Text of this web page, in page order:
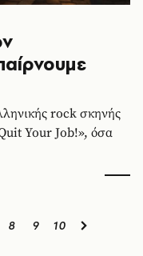
rock σκηνής
Your Job!», όσα
8 9 10